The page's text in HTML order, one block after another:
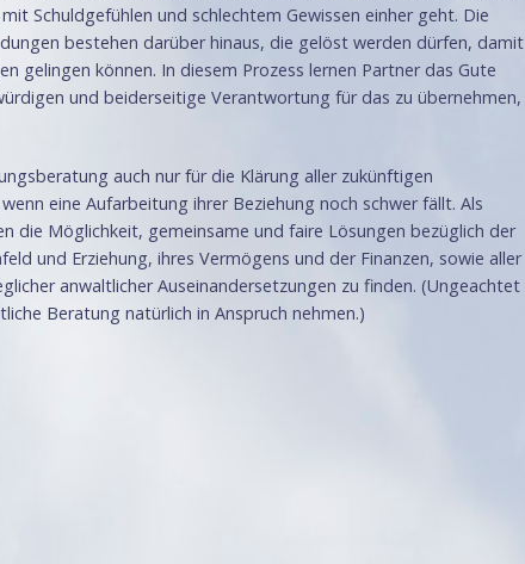
Schuldgefühlen und schlechtem Gewissen einher geht. Die
bestehen darüber hinaus, die gelöst werden dürfen, damit
gelingen können. In diesem Prozess lernen Partner das Gute
und beiderseitige Verantwortung für das zu übernehmen,
auch nur für die Klärung aller zukünftigen
eine Aufarbeitung ihrer Beziehung noch schwer fällt. Als
die Möglichkeit, gemeinsame und faire Lösungen bezüglich der
und Erziehung, ihres Vermögens und der Finanzen, sowie aller
anwaltlicher Auseinandersetzungen zu finden. (Ungeachtet
Beratung natürlich in Anspruch nehmen.)